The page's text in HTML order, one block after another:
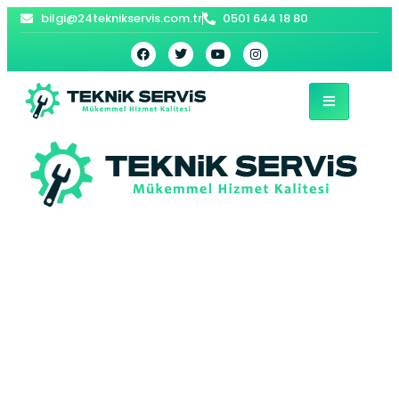
bilgi@24teknikservis.com.tr 0501 644 18 80